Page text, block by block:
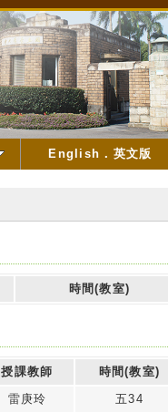
English．英文版
時間(教室)
授課教師
時間(教室)
雷庚玲
五34